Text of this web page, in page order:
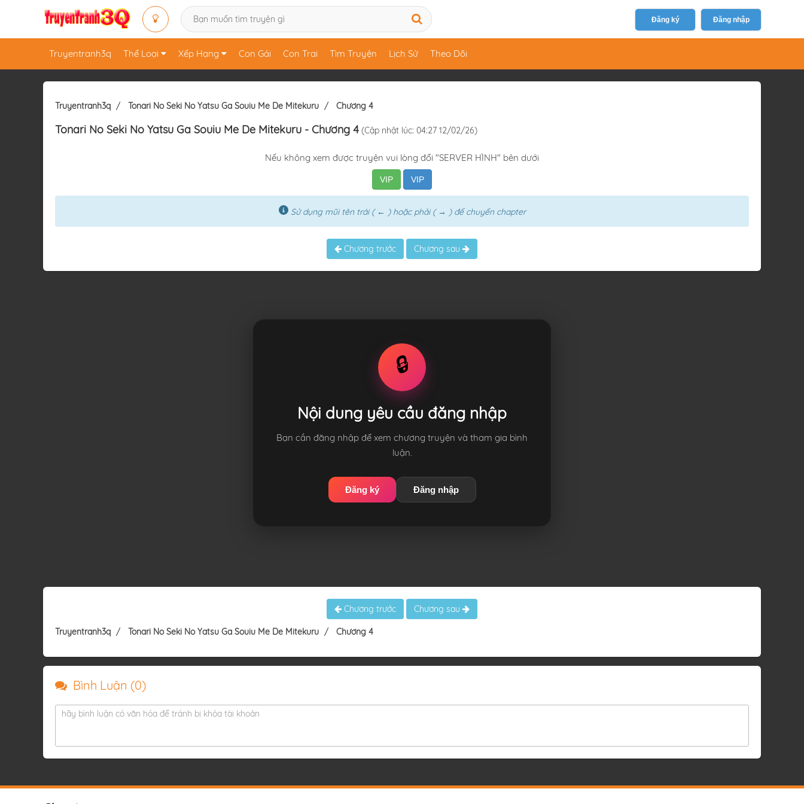
Đăng ký Đăng nhập
Truyentranh3q Thể Loại Xếp Hạng Con Gái Con Trai Tìm Truyện Lịch Sử Theo Dõi
Truyentranh3q Tonari No Seki No Yatsu Ga Souiu Me De Mitekuru Chương 4
Tonari No Seki No Yatsu Ga Souiu Me De Mitekuru - Chương 4 (Cập nhật lúc: 04:27 12/02/26)
Nếu không xem được truyện vui lòng đổi "SERVER HÌNH" bên dưới
VIP VIP
Sử dụng mũi tên trái ( ← ) hoặc phải ( → ) để chuyển chapter
Chương trước Chương sau
🔒
Nội dung yêu cầu đăng nhập
Bạn cần đăng nhập để xem chương truyện và tham gia bình
luận.
Đăng ký Đăng nhập
Chương trước Chương sau
Truyentranh3q Tonari No Seki No Yatsu Ga Souiu Me De Mitekuru Chương 4
Bình Luận (0)
hãy bình luận có văn hóa để tránh bị khóa tài khoản